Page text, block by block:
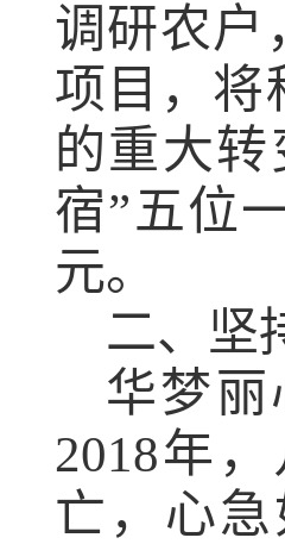
调研农户
项目，将
的重大
宿”五位
元。
二、坚
华梦
2018年
亡，心